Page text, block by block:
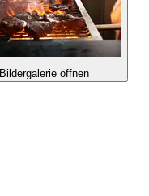
Bildergalerie öffnen